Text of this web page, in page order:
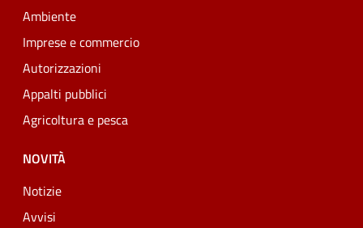
Ambiente
Imprese e commercio
Autorizzazioni
Appalti pubblici
Agricoltura e pesca
NOVITÀ
Notizie
Avvisi